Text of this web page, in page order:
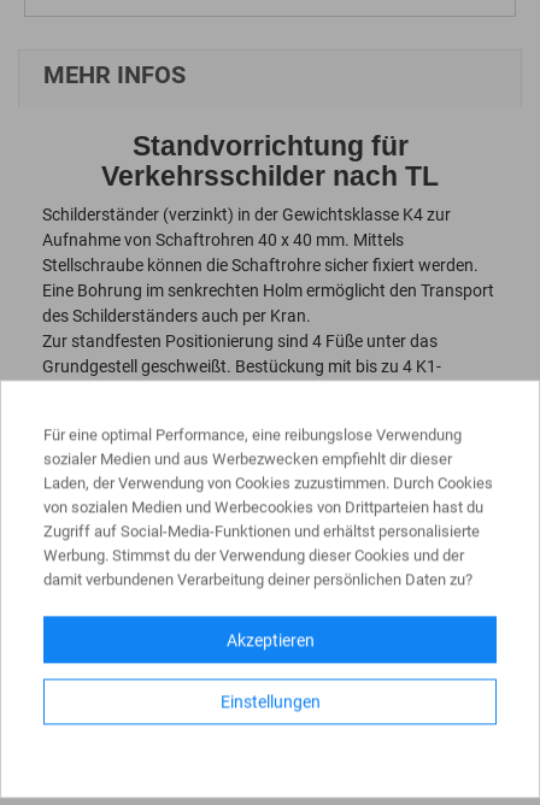
MEHR INFOS
Standvorrichtung für
Verkehrsschilder nach TL
Schilderständer (verzinkt) in der Gewichtsklasse K4 zur
Aufnahme von Schaftrohren 40 x 40 mm. Mittels
Stellschraube können die Schaftrohre sicher fixiert werden.
Eine Bohrung im senkrechten Holm ermöglicht den Transport
des Schilderständers auch per Kran.
Zur standfesten Positionierung sind 4 Füße unter das
Grundgestell geschweißt. Bestückung mit bis zu 4 K1-
Aufstellhinweise entnehmen Sie bitte der ZTV-SA.
Achtung: Fußplatten nicht im Lieferumfang enthalten - bitte
separat bestellen.
Abmessung ca. 1200 x 450 x 690 mm
Für eine optimal Performance, eine reibungslose Verwendung
sozialer Medien und aus Werbezwecken empfiehlt dir dieser
Laden, der Verwendung von Cookies zuzustimmen. Durch Cookies
von sozialen Medien und Werbecookies von Drittparteien hast du
Zugriff auf Social-Media-Funktionen und erhältst personalisierte
Werbung. Stimmst du der Verwendung dieser Cookies und der
damit verbundenen Verarbeitung deiner persönlichen Daten zu?
Akzeptieren
Einstellungen